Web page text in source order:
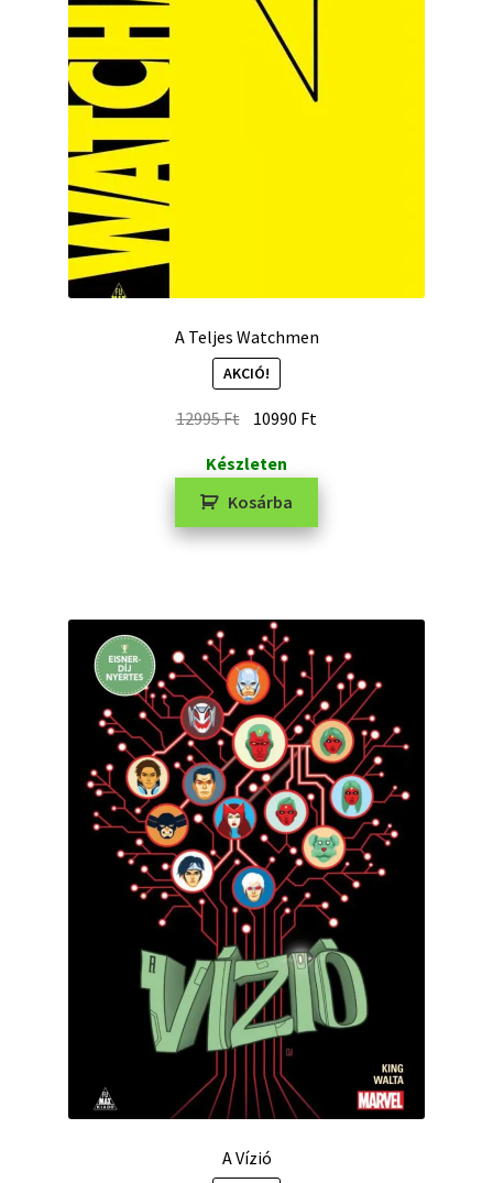
A Teljes Watchmen
AKCIÓ!
12995Ft 10990 Ft
Készleten
Kosárba
A Vízió